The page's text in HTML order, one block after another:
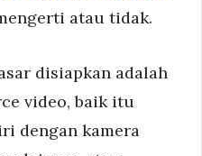
atau tidak.
disiapkan adalah
video, baik itu
dengan kamera